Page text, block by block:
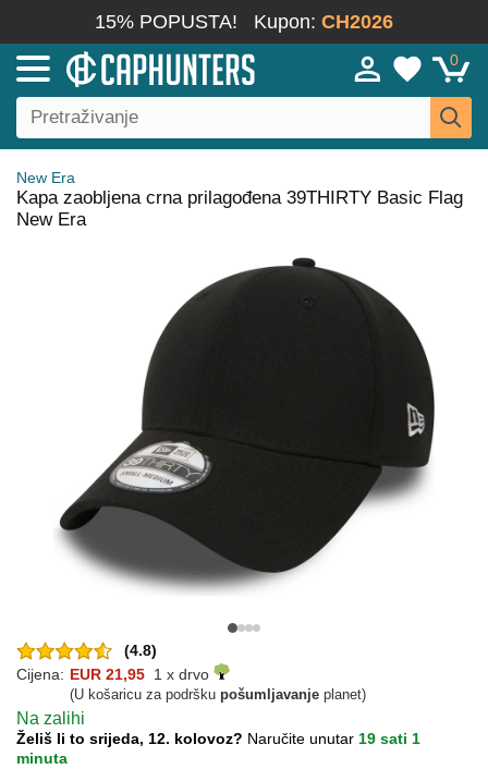
15% POPUSTA! Kupon: CH2026
0
New Era
Kapa zaobljena crna prilagođena 39THIRTY Basic Flag
New Era
(4.8)
Cijena: EUR 21,95 1 x drvo
(U košaricu za podršku pošumljavanje planet)
Na zalihi
Želiš li to srijeda, 12. kolovoz? Naručite unutar 19 sati 1
minuta